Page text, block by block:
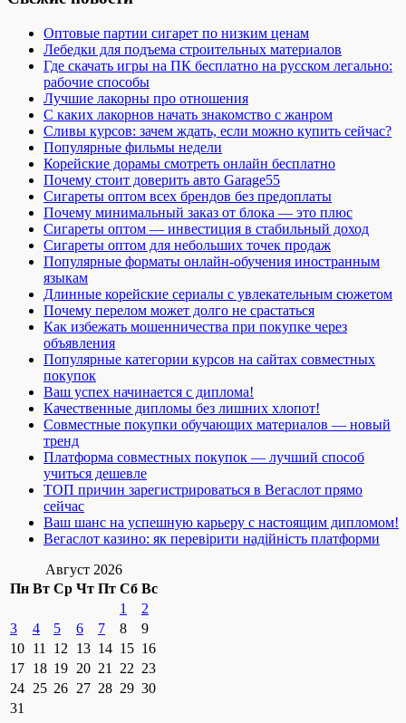
Оптовые партии сигарет по низким ценам
Лебедки для подъема строительных материалов
Где скачать игры на ПК бесплатно на русском легально:
рабочие способы
Лучшие лакорны про отношения
С каких лакорнов начать знакомство с жанром
Сливы курсов: зачем ждать, если можно купить сейчас?
Популярные фильмы недели
Корейские дорамы смотреть онлайн бесплатно
Почему стоит доверить авто Garage55
Сигареты оптом всех брендов без предоплаты
Почему минимальный заказ от блока — это плюс
Сигареты оптом — инвестиция в стабильный доход
Сигареты оптом для небольших точек продаж
Популярные форматы онлайн-обучения иностранным
языкам
Длинные корейские сериалы с увлекательным сюжетом
Почему перелом может долго не срастаться
Как избежать мошенничества при покупке через
объявления
Популярные категории курсов на сайтах совместных
покупок
Ваш успех начинается с диплома!
Качественные дипломы без лишних хлопот!
Совместные покупки обучающих материалов — новый
тренд
Платформа совместных покупок — лучший способ
учиться дешевле
ТОП причин зарегистрироваться в Вегаслот прямо
сейчас
Ваш шанс на успешную карьеру с настоящим дипломом!
Вегаслот казино: як перевірити надійність платформи
Август 2026
Пн Вт Ср Чт Пт Сб Вс
1
2
3
4 5 6 7 8
9
10 11 12 13 14 15 16
17 18 19 20 21 22 23
24 25 26 27 28 29 30
31